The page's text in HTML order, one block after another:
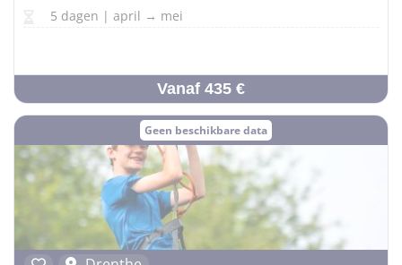
5 dagen | april → mei
Vanaf 435 €
Geen beschikbare data